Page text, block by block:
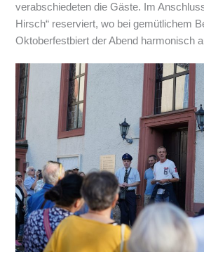
verabschiedeten die Gäste. Im
Hirsch“ reserviert, wo bei gemütlichem
Oktoberfestbiert der Abend harmonisch